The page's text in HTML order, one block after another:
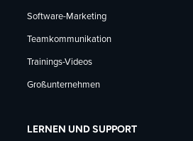
Software-Marketing
Teamkommunikation
Trainings-Videos
Großunternehmen
LERNEN UND SUPPORT